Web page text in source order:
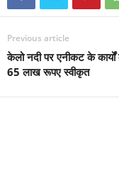
Previous article
केलो नदी पर एनीकट के
65 लाख रूपए स्वीकृत